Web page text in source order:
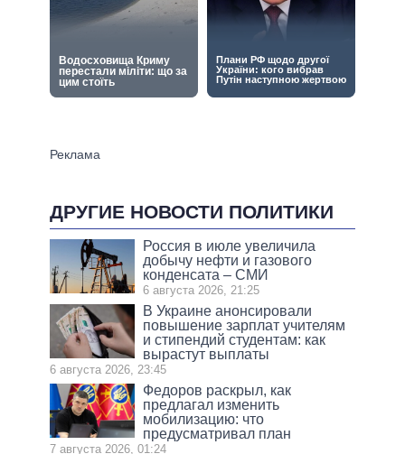
ДРУГИЕ НОВОСТИ ПОЛИТИКИ
Россия в июле увеличила
добычу нефти и газового
конденсата – СМИ
6 августа 2026, 21:25
В Украине анонсировали
повышение зарплат учителям
и стипендий студентам: как
вырастут выплаты
6 августа 2026, 23:45
Федоров раскрыл, как
предлагал изменить
мобилизацию: что
предусматривал план
7 августа 2026, 01:24